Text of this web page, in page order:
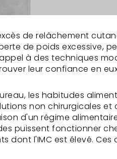
de relâchement
de poids excessive,
à des techniques
leur confiance en
les habitudes
non chirurgicales et
d'un régime
puissent fonctionner
dont l'IMC est élevé. Ces